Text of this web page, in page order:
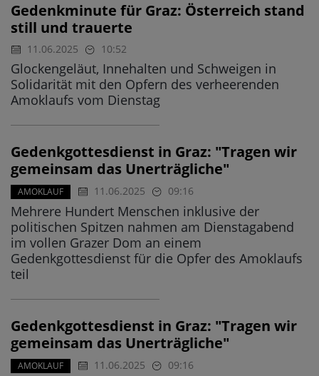
Gedenkminute für Graz: Österreich stand
still und trauerte
11.06.2025 10:52
Glockengeläut, Innehalten und Schweigen in
Solidarität mit den Opfern des verheerenden
Amoklaufs vom Dienstag
Gedenkgottesdienst in Graz: "Tragen wir
gemeinsam das Unerträgliche"
AMOKLAUF 11.06.2025 09:16
Mehrere Hundert Menschen inklusive der
politischen Spitzen nahmen am Dienstagabend
im vollen Grazer Dom an einem
Gedenkgottesdienst für die Opfer des Amoklaufs
teil
Gedenkgottesdienst in Graz: "Tragen wir
gemeinsam das Unerträgliche"
AMOKLAUF 11.06.2025 09:16